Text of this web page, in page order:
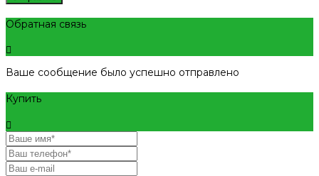
Обратная связь
Ваше сообщение было успешно отправлено
Купить